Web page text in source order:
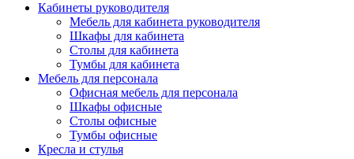
Кабинеты руководителя
Мебель для кабинета руководителя
Шкафы для кабинета
Столы для кабинета
Тумбы для кабинета
Мебель для персонала
Офисная мебель для персонала
Шкафы офисные
Столы офисные
Тумбы офисные
Кресла и стулья